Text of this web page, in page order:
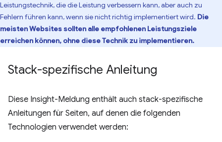
Leistungstechnik, die die Leistung verbessern kann, aber auch zu
Fehlern führen kann, wenn sie nicht richtig implementiert wird. Die
meisten Websites sollten alle empfohlenen Leistungsziele
erreichen können, ohne diese Technik zu implementieren.
Stack-spezifische Anleitung
Diese Insight-Meldung enthält auch stack-spezifische
Anleitungen für Seiten, auf denen die folgenden
Technologien verwendet werden: